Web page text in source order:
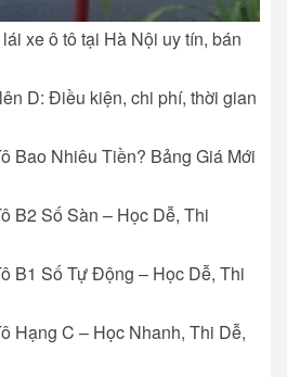
xe ô tô tại Hà Nội uy tín, bán
D: Điều kiện, chi phí, thời gian
Bao Nhiêu Tiền? Bảng Giá Mới
B2 Số Sàn – Học Dễ, Thi
B1 Số Tự Động – Học Dễ, Thi
Hạng C – Học Nhanh, Thi Dễ,